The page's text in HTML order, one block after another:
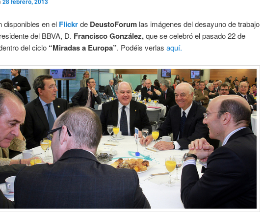
disponibles en el Flickrde DeustoForum las imágenes del desayuno de trabajo
del BBVA, D. Francisco González,que se celebró el pasado 22 de
del ciclo “Miradas a Europa”. Podéis verlas aquí.